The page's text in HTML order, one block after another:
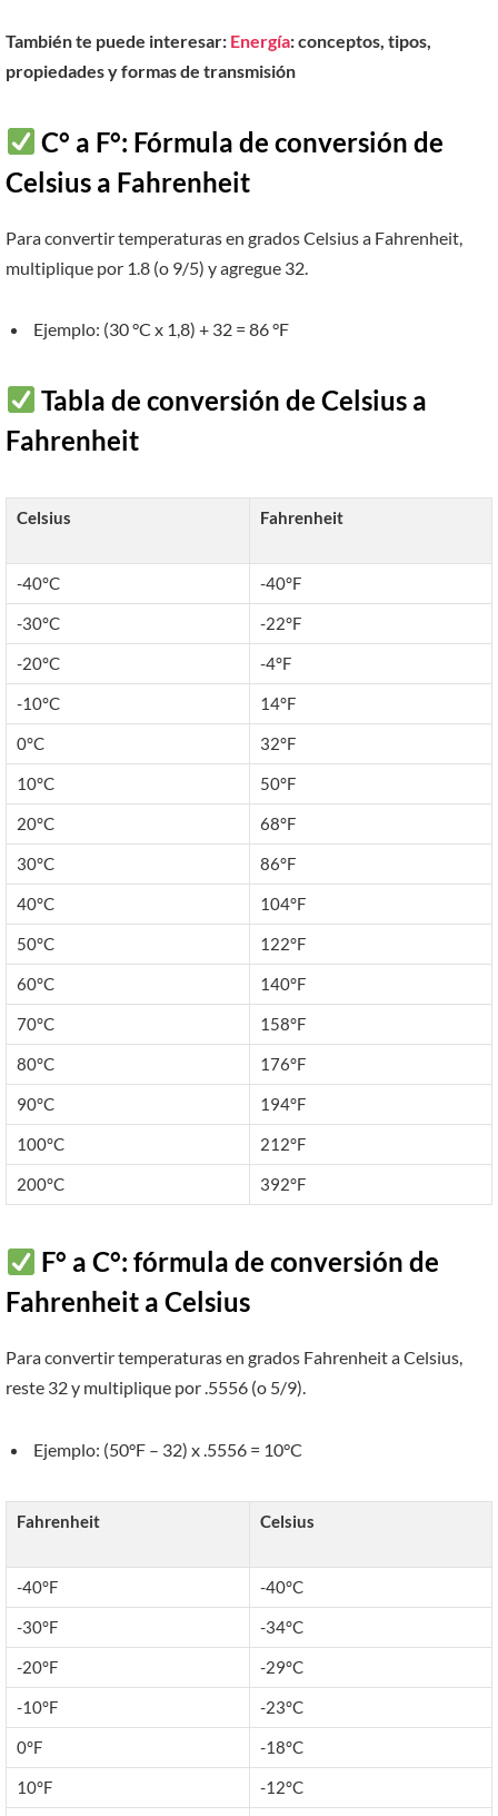
También te puede interesar: Energía: conceptos, tipos,
propiedades y formas de transmisión
C° a F°: Fórmula de conversión de
Celsius a Fahrenheit
Para convertir temperaturas en grados Celsius a Fahrenheit,
multiplique por 1.8 (o 9/5) y agregue 32.
Ejemplo: (30 °C x 1,8) + 32 = 86 °F
Tabla de conversión de Celsius a
Fahrenheit
Celsius Fahrenheit
-40°C
-40°F
-30°C
-22°F
-20°C
-4°F
-10°C
14°F
0°C
32°F
10°C
50°F
20°C
68°F
30°C
86°F
40°C
104°F
50°C
122°F
60°C
140°F
70°C
158°F
80°C
176°F
90°C
194°F
100°C
212°F
200°C
392°F
F° a C°: fórmula de conversión de
Fahrenheit a Celsius
Para convertir temperaturas en grados Fahrenheit a Celsius,
reste 32 y multiplique por .5556 (o 5/9).
Ejemplo: (50°F – 32) x .5556 = 10°C
Fahrenheit Celsius
-40°F
-40°C
-30°F
-34°C
-20°F
-29°C
-10°F
-23°C
0°F
-18°C
10°F
-12°C